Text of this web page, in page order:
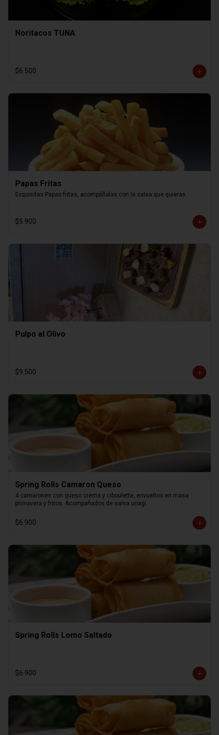
Noritacos TUNA
$6.500
Papas Fritas
Exquisitas Papas fritas, acompáñalas con la salsa que quieras.
$5.900
Pulpo al Olivo
$9.500
Spring Rolls Camaron Queso
4 camarones con queso crema y ciboulette, envueltos en masa
primavera y fritos. Acompañados de salsa unagi.
$6.900
Spring Rolls Lomo Saltado
$6.900